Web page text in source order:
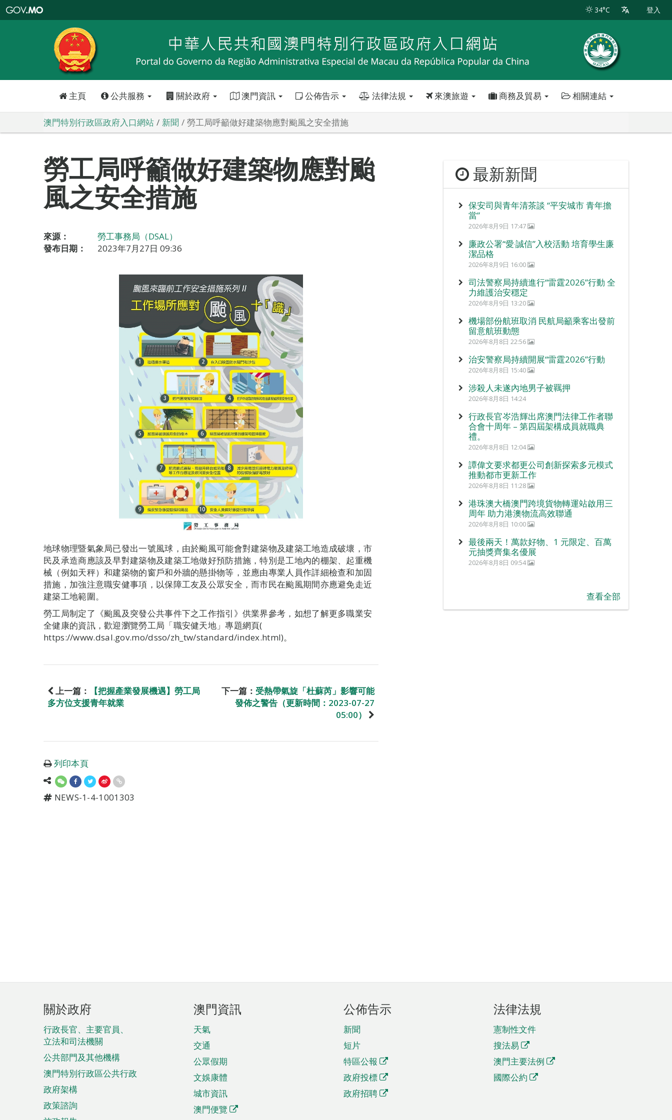
特
政
區
政
口
34°C 登入
主頁 公共服務 關於政府 澳門資訊 公佈告示 法律法規 來澳旅遊 商務及貿易 相關連結
澳門特別行政區政府入口網站 新聞 勞工局呼籲做好建築物應對颱風之安全措施
勞工局呼籲做好建築物應對颱
風之安全措施
來源：
勞工事務局（DSAL）
發布日期：
2023年7月27日 09:36
地球物理暨氣象局已發出一號風球，由於颱風可能會對建築物及建築工地造成破壞，市
民及承造商應該及早對建築物及建築工地做好預防措施，特別是工地內的棚架、起重機
械（例如天秤）和建築物的窗戶和外牆的懸掛物等，並應由專業人員作詳細檢查和加固
措施，加強注意職安健事項，以保障工友及公眾安全，而市民在颱風期間亦應避免走近
建築工地範圍。
勞工局制定了《颱風及突發公共事件下之工作指引》供業界參考，如想了解更多職業安
全健康的資訊，歡迎瀏覽勞工局「職安健天地」專題網頁(
https://www.dsal.gov.mo/dsso/zh_tw/standard/index.html)。
上一篇：
【把握產業發展機遇】勞工局
多方位支援青年就業
下一篇： 受熱帶氣旋「杜蘇芮」影響可能
發佈之警告（更新時間：2023-07-27
05:00）
列印本頁
NEWS-1-4-1001303
最新新聞
保安司與青年清茶談 “平安城市 青年擔
當”
2026年8月9日 17:47
廉政公署“愛‧誠信”入校活動 培育學生廉
潔品格
2026年8月9日 16:00
司法警察局持續進行“雷霆2026”行動 全
力維護治安穩定
2026年8月9日 13:20
機場部份航班取消 民航局籲乘客出發前
留意航班動態
2026年8月8日 22:56
治安警察局持續開展“雷霆2026”行動
2026年8月8日 15:40
涉殺人未遂內地男子被羈押
2026年8月8日 14:24
行政長官岑浩輝出席澳門法律工作者聯
合會十周年 – 第四屆架構成員就職典
禮。
2026年8月8日 12:04
譚偉文要求都更公司創新探索多元模式
推動都市更新工作
2026年8月8日 11:28
港珠澳大橋澳門跨境貨物轉運站啟用三
周年 助力港澳物流高效聯通
2026年8月8日 10:00
最後兩天！萬款好物、1 元限定、百萬
元抽獎齊集名優展
2026年8月8日 09:54
查看全部
頁
腳
菜
單
關於政府
行政長官、主要官員、
立法和司法機關
公共部門及其他機構
澳門特別行政區公共行政
政府架構
政策諮詢
澳門資訊
天氣
交通
公眾假期
文娛康體
城市資訊
澳門便覽
公佈告示
新聞
短片
特區公報
政府投標
政府招聘
法律法規
憲制性文件
搜法易
澳門主要法例
國際公約